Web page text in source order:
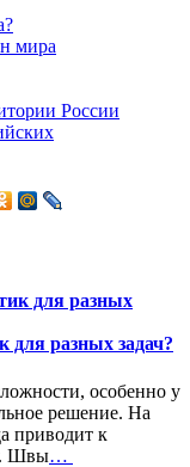
мира
России
для разных задач?
особенно у
решение. На
приводит к
Швы…